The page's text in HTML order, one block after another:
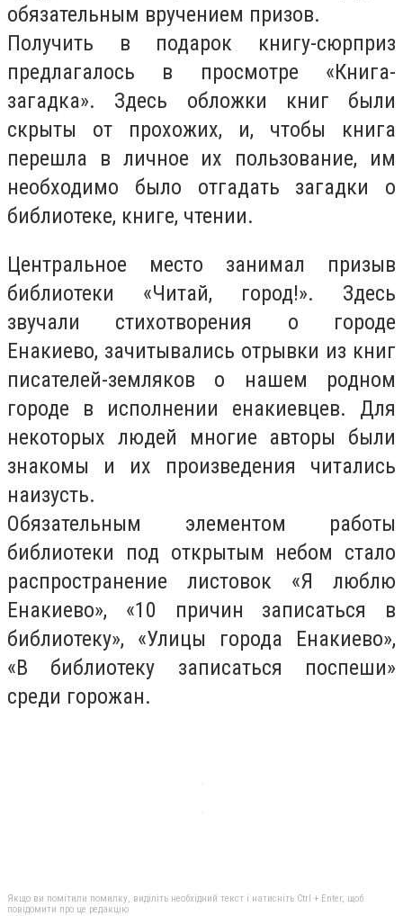
обязательным вручением призов.
Получить в подарок книгу-сюрприз
предлагалось в просмотре «Книга-
загадка». Здесь обложки книг были
скрыты от прохожих, и, чтобы книга
перешла в личное их пользование, им
необходимо было отгадать загадки о
библиотеке, книге, чтении.
Центральное место занимал призыв
библиотеки «Читай, город!». Здесь
звучали стихотворения о городе
Енакиево, зачитывались отрывки из книг
писателей-земляков о нашем родном
городе в исполнении енакиевцев. Для
некоторых людей многие авторы были
знакомы и их произведения читались
наизусть.
Обязательным элементом работы
библиотеки под открытым небом стало
распространение листовок «Я люблю
Енакиево», «10 причин записаться в
библиотеку», «Улицы города Енакиево»,
«В библиотеку записаться поспеши»
среди горожан.
Якщо ви помітили помилку, виділіть необхідний текст і натисніть Ctrl + Enter, щоб
повідомити про це редакцію